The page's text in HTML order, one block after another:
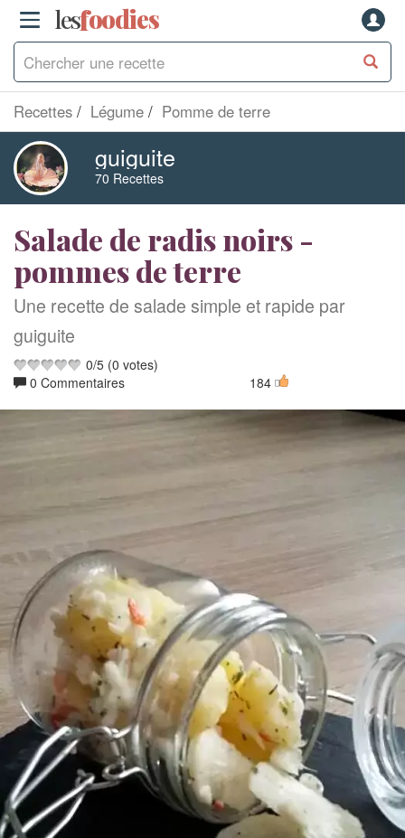
lesfoodies
Recettes Légume Pomme de terre
guiguite
70 Recettes
Salade de radis noirs -
pommes de terre
Une recette de salade simple et rapide par
guiguite
0/5 (0 votes)
0 Commentaires
184